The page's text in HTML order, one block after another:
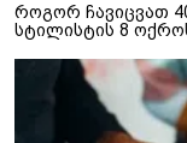
როგორ ჩავიცვათ
სტილისტის 8